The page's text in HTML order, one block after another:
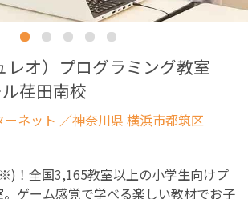
レオ）プログラミング教室
荏田南校
ネット ／神奈川県 横浜市都筑区
！全国3,165教室以上の小学生向けプ
ゲーム感覚で学べる楽しい教材でお子